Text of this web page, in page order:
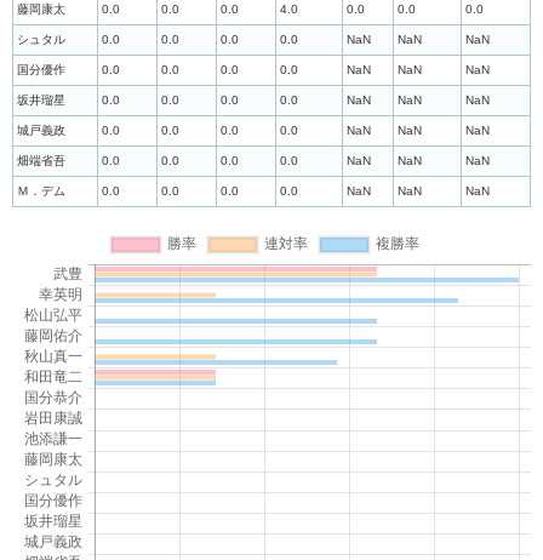
藤岡康太 0.0 0.0 0.0 4.0 0.0 0.0 0.0
シュタル 0.0 0.0 0.0 0.0 NaN NaN NaN
国分優作 0.0 0.0 0.0 0.0 NaN NaN NaN
坂井瑠星 0.0 0.0 0.0 0.0 NaN NaN NaN
城戸義政 0.0 0.0 0.0 0.0 NaN NaN NaN
畑端省吾 0.0 0.0 0.0 0.0 NaN NaN NaN
Ｍ．デム 0.0 0.0 0.0 0.0 NaN NaN NaN